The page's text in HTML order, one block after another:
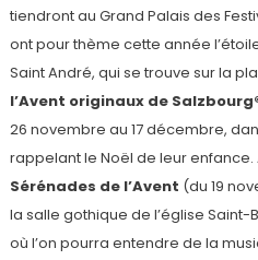
tiendront au Grand Palais des
ont pour thème cette année
Saint André, qui se trouve sur la
l’Avent originaux de
26 novembre au 17 décembre,
rappelant le Noël de leur
Sérénades de l’Avent (du 19
la salle gothique de l’église
où l’on pourra entendre de la